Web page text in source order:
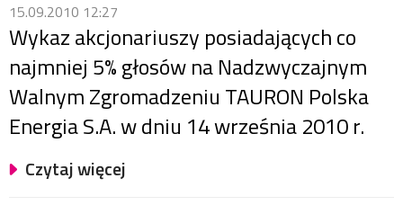
15.09.2010 12:27
Wykaz akcjonariuszy posiadających co
najmniej 5% głosów na Nadzwyczajnym
Walnym Zgromadzeniu TAURON Polska
Energia S.A. w dniu 14 września 2010 r.
Czytaj więcej